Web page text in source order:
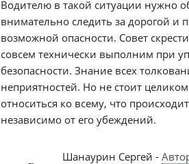
Водителю в такой ситуации нужно
внимательно следить за дорогой и
возможной опасности. Совет
совсем технически выполним при
безопасности. Знание всех
неприятностей. Но не стоит
относиться ко всему, что
независимо от его убеждений.
Шанаурин Сергей -